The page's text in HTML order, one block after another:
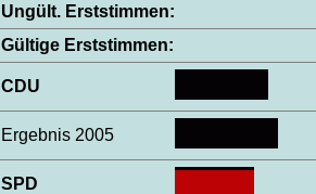
Ungült. Erststimmen:
Gültige Erststimmen:
CDU
Ergebnis 2005
SPD